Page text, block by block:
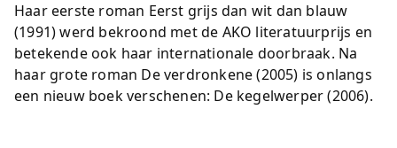
Haar eerste roman Eerst grijs dan wit dan blauw
(1991) werd bekroond met de AKO literatuurprijs en
betekende ook haar internationale doorbraak. Na
haar grote roman De verdronkene (2005) is onlangs
een nieuw boek verschenen: De kegelwerper (2006).